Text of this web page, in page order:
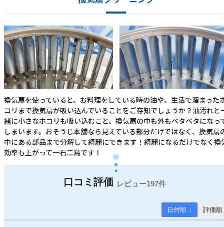
換気扇を使っていると、お料理をしている時の油や、生活で溜まった
コリまで換気扇が吸い込んでいることをご存知でしょうか？油汚れと
緒に小さなホコリも吸い込むこと、換気扇の中も外もベタベタになっ
しまいます。おそうじ本舗なら見えている部分だけではなく、換気扇
中にある部品まで分解して綺麗にできます！綺麗になるだけでなく換
効率も上がって一石二鳥です！
197件
日付順 ↓ 評価順